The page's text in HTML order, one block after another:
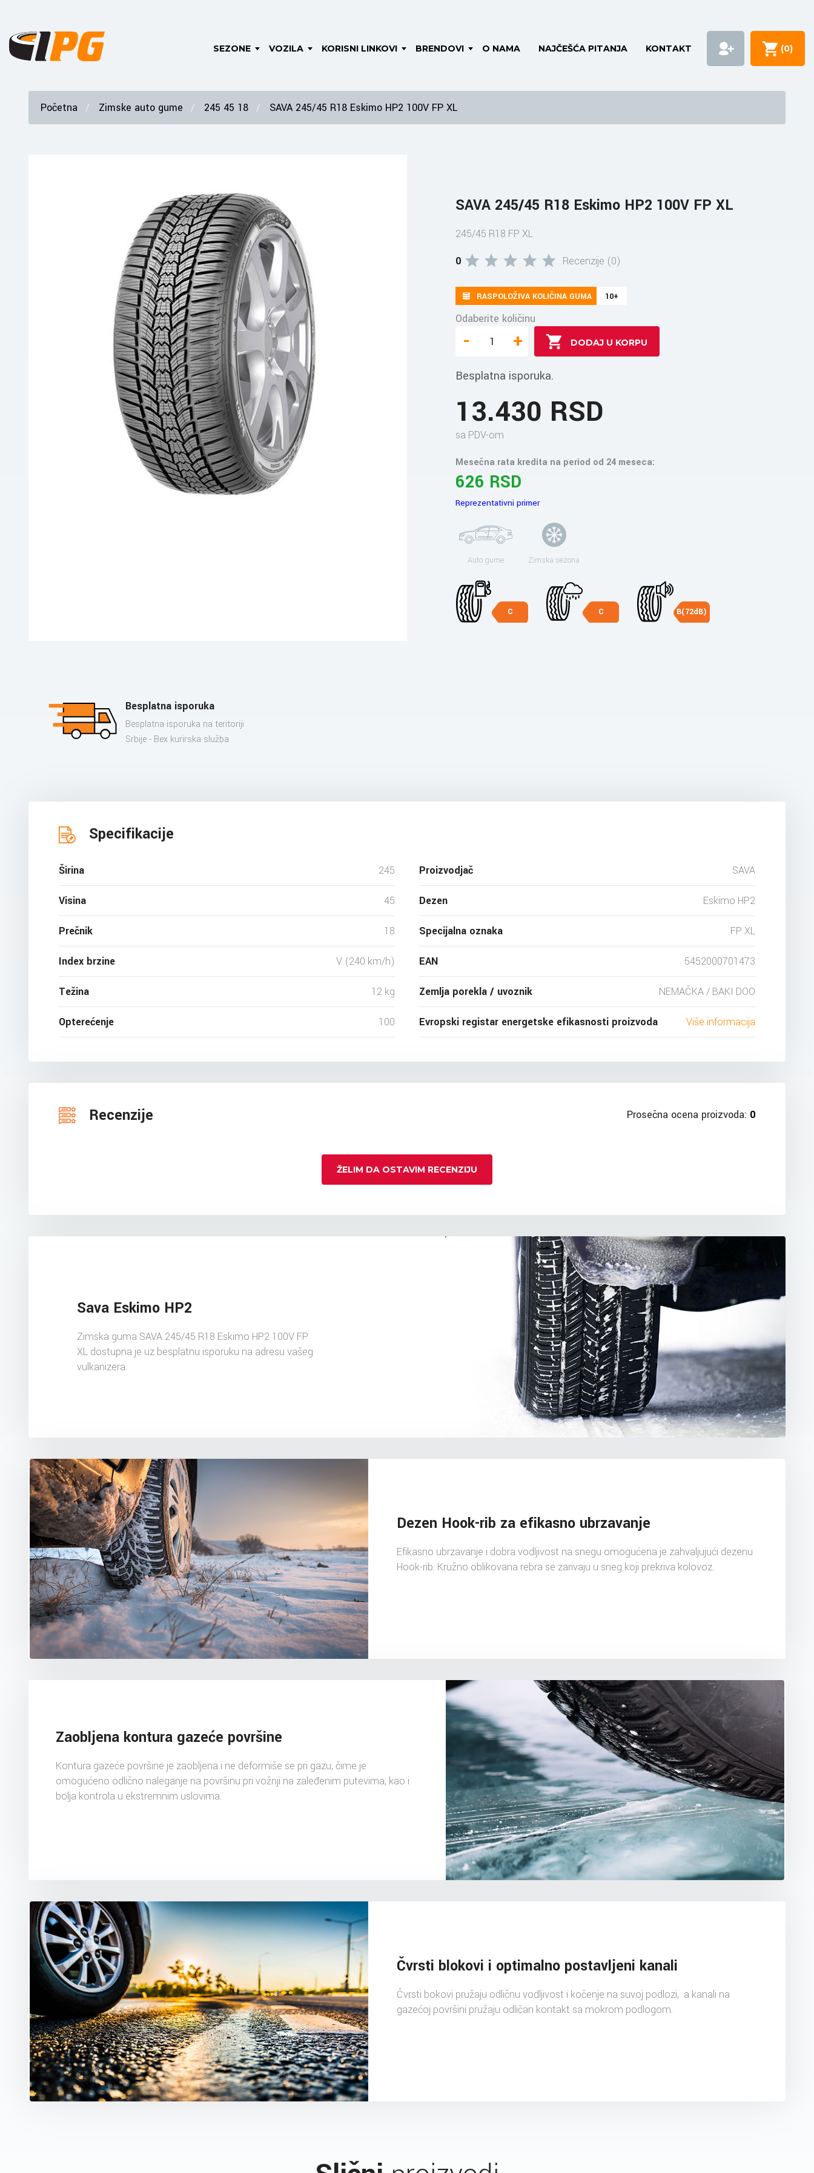
SEZONE VOZILA KORISNI LINKOVI BRENDOVI O NAMA NAJČEŠĆA PITANJA KONTAKT (0)
Početna Zimske auto gume 245 45 18 SAVA 245/45 R18 Eskimo HP2 100V FP XL
SAVA 245/45 R18 Eskimo HP2 100V FP XL
245/45 R18 FP XL
0
Recenzije (0)
RASPOLOŽIVA KOLIČINA GUMA 10+
Odaberite količinu
- +
Besplatna isporuka.
13.430 RSD
sa PDV-om
Mesečna rata kredita na period od 24 meseca:
626 RSD
Reprezentativni primer
Auto gume Zimska sezona
C C B(72dB)
Besplatna isporuka
Besplatna isporuka na teritoriji
Srbije - Bex kurirska služba
Specifikacije
Širina 245
Visina 45
Prečnik 18
Index brzine V (240 km/h)
Težina 12 kg
Opterećenje 100
Proizvodjač SAVA
Dezen Eskimo HP2
Specijalna oznaka FP XL
EAN 5452000701473
Zemlja porekla / uvoznik NEMAČKA / BAKI DOO
Evropski registar energetske efikasnosti proizvoda Više informacija
Recenzije Prosečna ocena proizvoda: 0
ŽELIM DA OSTAVIM RECENZIJU
Sava Eskimo HP2
Zimska guma SAVA 245/45 R18 Eskimo HP2 100V FP
XL dostupna je uz besplatnu isporuku na adresu vašeg
vulkanizera.
Dezen Hook-rib za efikasno ubrzavanje
Efikasno ubrzavanje i dobra vodljivost na snegu omogućena je zahvaljujući dezenu
Hook-rib. Kružno oblikovana rebra se zarivaju u sneg koji prekriva kolovoz.
Zaobljena kontura gazeće površine
Kontura gazeće površine je zaobljena i ne deformiše se pri gazu, čime je
omogućeno odlično naleganje na površinu pri vožnji na zaleđenim putevima, kao i
bolja kontrola u ekstremnim uslovima.
Čvrsti blokovi i optimalno postavljeni kanali
Čvrsti bokovi pružaju odličnu vodljivost i kočenje na suvoj podlozi, a kanali na
gazećoj površini pružaju odličan kontakt sa mokrom podlogom.